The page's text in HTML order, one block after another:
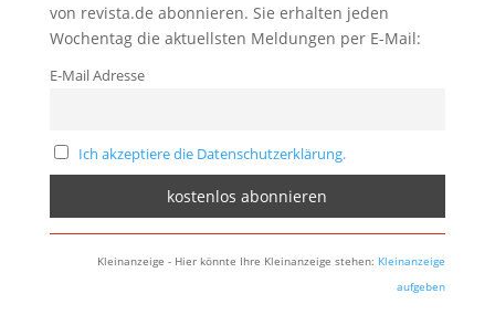
von revista.de abonnieren. Sie erhalten jeden
Wochentag die aktuellsten Meldungen per E-Mail:
E-Mail Adresse
Ich akzeptiere die Datenschutzerklärung.
Kleinanzeige - Hier könnte Ihre Kleinanzeige stehen: Kleinanzeige
aufgeben